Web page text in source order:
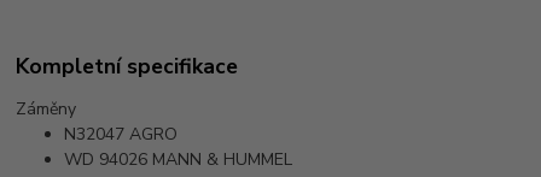
Kompletní specifikace
Záměny
N32047 AGRO
WD 94026 MANN & HUMMEL